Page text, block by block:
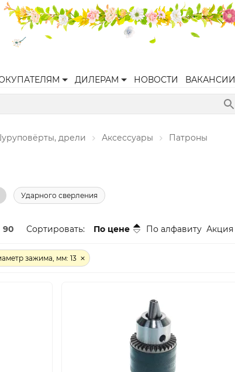
ДИЛЕРАМ НОВОСТИ ВАКАНСИИ
дрели Аксессуары Патроны
Ударного сверления
90 Сортировать: По цене По алфавиту Акция
зажима, мм: 13